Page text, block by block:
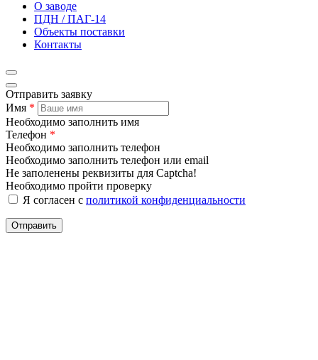
О заводе
ПДН / ПАГ-14
Объекты поставки
Контакты
Отправить заявку
Имя *
Необходимо заполнить имя
Телефон *
Необходимо заполнить телефон
Необходимо заполнить телефон или email
Не заполенены реквизиты для Captcha!
Необходимо пройти проверку
Я согласен с политикой конфиденциальности
Отправить